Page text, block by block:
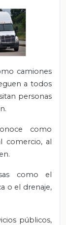
camiones
a todos
personas
como
comercio, al
como el
o el drenaje,
públicos,